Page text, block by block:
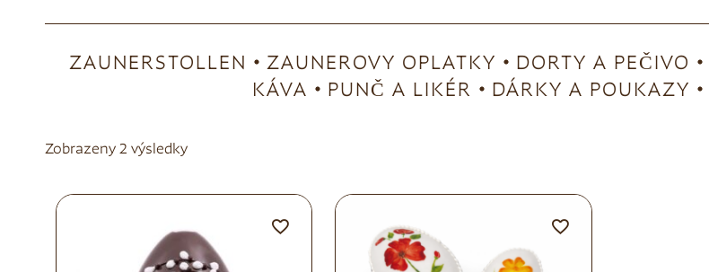
ZAUNERSTOLLEN ZAUNEROVY OPLATKY DORTY A PEČIVO
KÁVA
PUNČ A LIKÉR DÁRKY A POUKAZY
Zobrazeny 2 výsledky